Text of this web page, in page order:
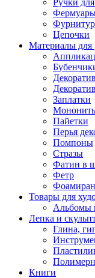
Ручки
Цепочки
Материалы для
Заплатки
Пайетки
Перья
Помпоны
Стразы
Фатин в
Фетр
Фоамиран
Товары для
Альбомы
Лепка и
Глина,
Книги